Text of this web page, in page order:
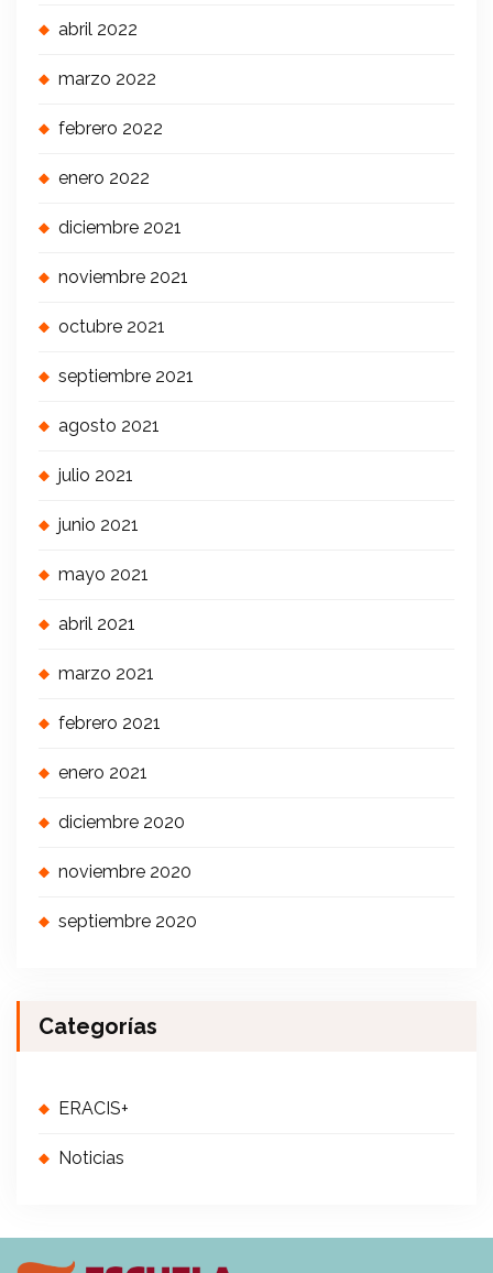
abril 2022
marzo 2022
febrero 2022
enero 2022
diciembre 2021
noviembre 2021
octubre 2021
septiembre 2021
agosto 2021
julio 2021
junio 2021
mayo 2021
abril 2021
marzo 2021
febrero 2021
enero 2021
diciembre 2020
noviembre 2020
septiembre 2020
Categorías
ERACIS+
Noticias